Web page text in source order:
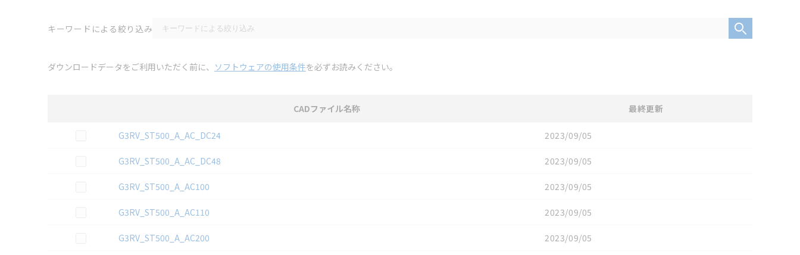
キーワードによる絞り込み
ダウンロードデータをご利用いただく前に、 ソフトウェアの使用条件を必ずお読みください。
CADファイル名称 最終更新
この資料を選択G3RV_ST500_A_AC_DC24
2023/09/05
この資料を選択G3RV_ST500_A_AC_DC48
2023/09/05
この資料を選択G3RV_ST500_A_AC100
2023/09/05
この資料を選択G3RV_ST500_A_AC110
2023/09/05
この資料を選択G3RV_ST500_A_AC200
2023/09/05